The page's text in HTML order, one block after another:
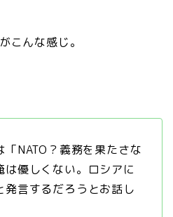
こんな感じ。
「NATO？義務を果たさな
は優しくない。ロシアに
発言するだろうとお話し